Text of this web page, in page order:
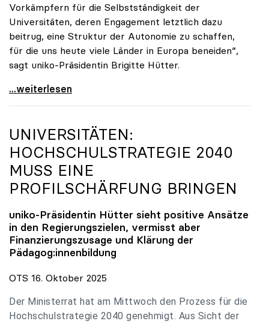
Vorkämpfern für die Selbstständigkeit der
Universitäten, deren Engagement letztlich dazu
beitrug, eine Struktur der Autonomie zu schaffen,
für die uns heute viele Länder in Europa beneiden“,
sagt uniko-Präsidentin Brigitte Hütter.
uniko trauert um ehemaligen Präsidenten Peter
...weiterlesen
UNIVERSITÄTEN:
HOCHSCHULSTRATEGIE 2040
MUSS EINE
PROFILSCHÄRFUNG BRINGEN
uniko-Präsidentin Hütter sieht positive Ansätze
in den Regierungszielen, vermisst aber
Finanzierungszusage und Klärung der
Pädagog:innenbildung
OTS 16. Oktober 2025
Der Ministerrat hat am Mittwoch den Prozess für die
Hochschulstrategie 2040 genehmigt. Aus Sicht der